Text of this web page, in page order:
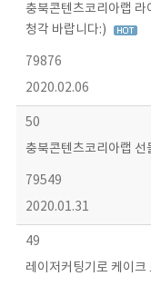
충북콘텐츠코리아랩
청각 바랍니다:)
79876
2020.02.06
50
충북콘텐츠코리아랩 선
79549
2020.01.31
49
레이저커팅기로 케이크